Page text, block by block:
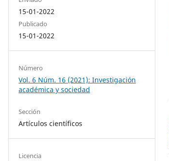
15-01-2022
Publicado
15-01-2022
Número
Vol. 6 Núm. 16 (2021): Investigación
académica y sociedad
Sección
Artículos científicos
Licencia